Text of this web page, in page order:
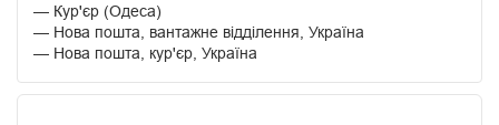
Кур'єр (Одеса)
Нова пошта, вантажне відділення, Україна
Нова пошта, кур'єр, Україна